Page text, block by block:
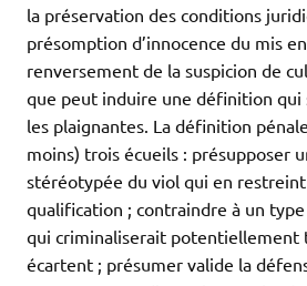
la préservation des conditions
présomption d’innocence du mis
renversement de la suspicion de
que peut induire une définition qui
les plaignantes. La définition
moins) trois écueils : présupposer
stéréotypée du viol qui en
qualification ; contraindre à un
qui criminaliserait potentiellement
écartent ; présumer valide la